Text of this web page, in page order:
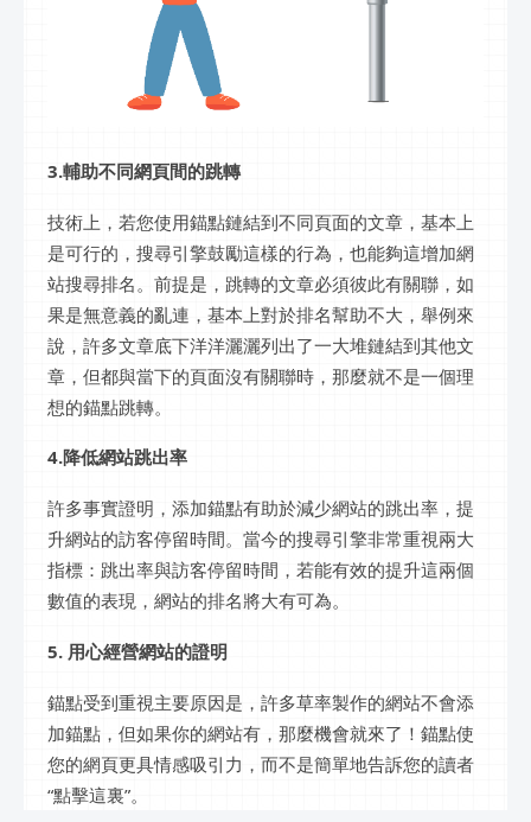
3.輔助不同網頁間的跳轉
技術上，若您使用錨點鏈結到不同頁面的文章，基本上
是可行的，搜尋引擎鼓勵這樣的行為，也能夠這增加網
站搜尋排名。前提是，跳轉的文章必須彼此有關聯，如
果是無意義的亂連，基本上對於排名幫助不大，舉例來
說，許多文章底下洋洋灑灑列出了一大堆鏈結到其他文
章，但都與當下的頁面沒有關聯時，那麼就不是一個理
想的錨點跳轉。
4.降低網站跳出率
許多事實證明，添加錨點有助於減少網站的跳出率，提
升網站的訪客停留時間。當今的搜尋引擎非常重視兩大
指標：跳出率與訪客停留時間，若能有效的提升這兩個
數值的表現，網站的排名將大有可為。
5. 用心經營網站的證明
錨點受到重視主要原因是，許多草率製作的網站不會添
加錨點，但如果你的網站有，那麼機會就來了！錨點使
您的網頁更具情感吸引力，而不是簡單地告訴您的讀者
“點擊這裏”。